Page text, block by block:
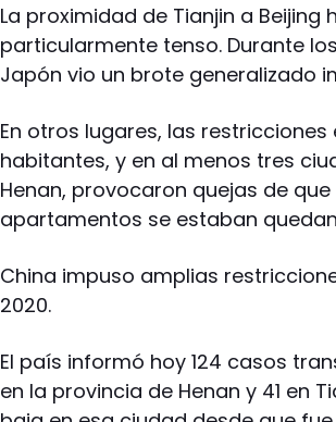
La proximidad de Tianjin a
particularmente tenso. Durante
Japón vio un brote generalizado
En otros lugares, las restricciones
habitantes, y en al menos tres
Henan, provocaron quejas de
apartamentos se estaban
China impuso amplias
2020.
El país informó hoy 124 casos
en la provincia de Henan y 41 en